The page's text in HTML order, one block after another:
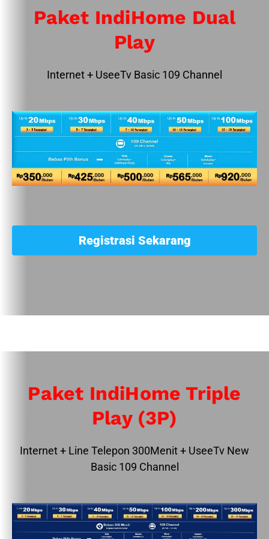
Paket IndiHome Dual
Play
Internet + UseeTv Basic 109 Channel
Registrasi Sekarang
Paket IndiHome Triple
Play (3P)
Internet + Line Telepon 300Menit + UseeTv New
Basic 109 Channel